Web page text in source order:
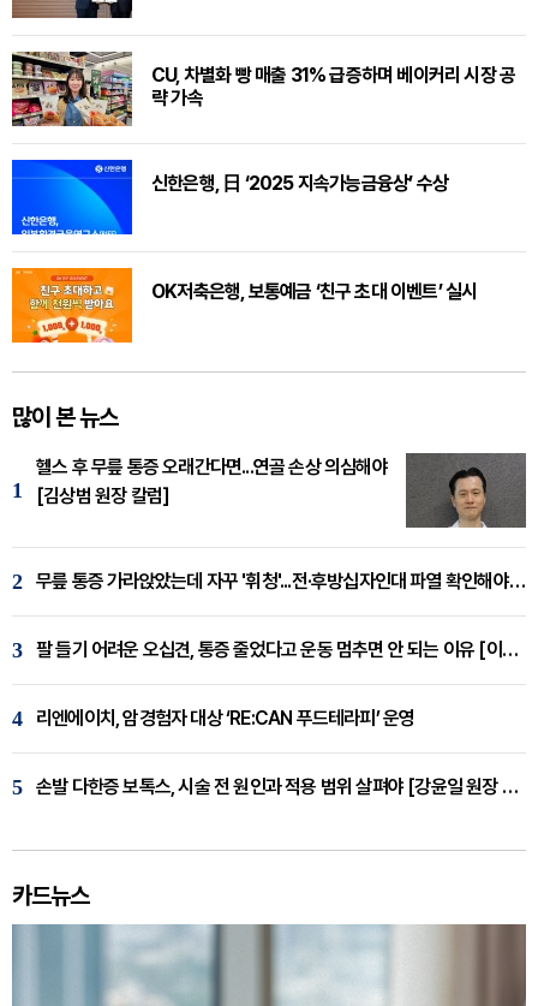
CU, 차별화 빵 매출 31% 급증하며 베이커리 시장 공
략 가속
신한은행, 日 ‘2025 지속가능금융상’ 수상
OK저축은행, 보통예금 ‘친구 초대 이벤트’ 실시
많이 본 뉴스
1
헬스 후 무릎 통증 오래간다면...연골 손상 의심해야
[김상범 원장 칼럼]
2 무릎 통증 가라앉았는데 자꾸 '휘청'...전·후방십자인대 파열 확인해야 [곽우경 원장 칼럼]
3 팔 들기 어려운 오십견, 통증 줄었다고 운동 멈추면 안 되는 이유 [이병욱 원장 칼럼]
4 리엔에이치, 암경험자 대상 ‘RE:CAN 푸드테라피’ 운영
5 손발 다한증 보톡스, 시술 전 원인과 적용 범위 살펴야 [강윤일 원장 칼럼]
카드뉴스